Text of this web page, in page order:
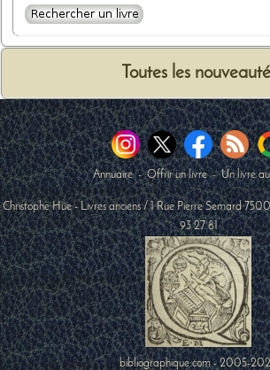
Toutes les
Annuaire-Offrir un livre-Un livre
Christophe Hüe - Livres anciens /1 Rue Pierre Semard
93 27 81
bibliographique.com - 2005-